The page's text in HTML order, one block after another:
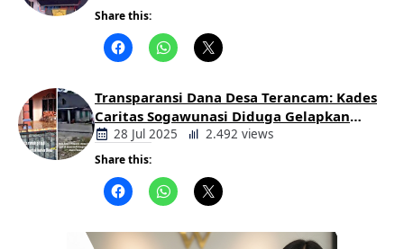
Share this:
Transparansi Dana Desa Terancam: Kades
Caritas Sogawunasi Diduga Gelapkan
Bantuan untuk Warga
28 Jul 2025 2.492 views
Share this: